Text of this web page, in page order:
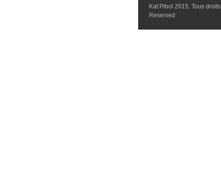
Kat Pibol 2015. Tous
Reserved